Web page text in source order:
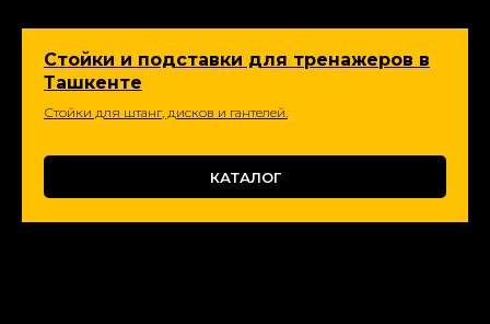
Стойки и подставки для тренажеров в
Ташкенте
Стойки для штанг, дисков и гантелей.
КАТАЛОГ